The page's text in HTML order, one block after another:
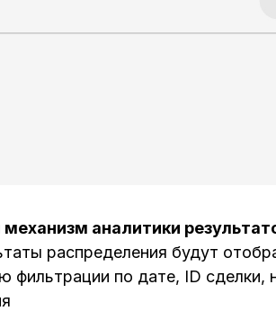
аналитики
распределения будут
фильтрации по дате, ID сделки,